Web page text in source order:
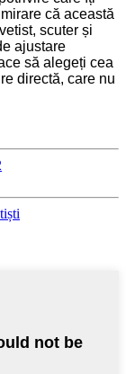
că această
scuter și
ajustare
să alegeți cea
directă, care nu